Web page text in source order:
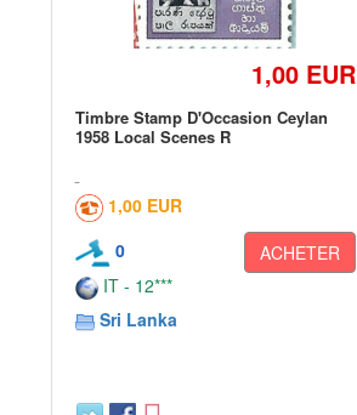
1,00 EUR
Timbre Stamp D'Occasion Ceylan
1958 Local Scenes R
1,00 EUR
0
ACHETER
IT - 12***
Sri Lanka